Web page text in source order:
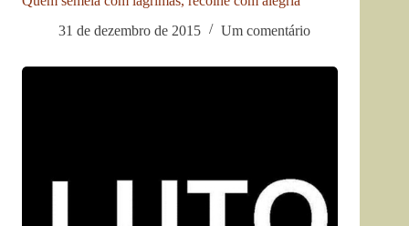
31 de dezembro de 2015
Um comentário